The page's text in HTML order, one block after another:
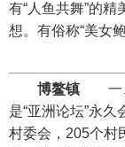
有“人鱼共舞”的
想。有俗称“美女
博鳌镇 一、
是“亚洲论坛”永
村委会，205个村